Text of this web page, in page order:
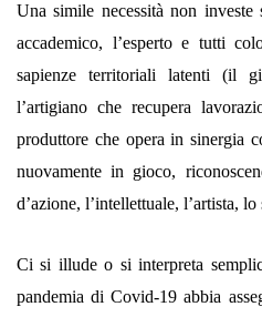
Una simile necessità non
accademico, l’esperto e tutti
sapienze territoriali latenti (il
l’artigiano che recupera
produttore che opera in sinergia
nuovamente in gioco,
d’azione, l’intellettuale, l’artista,
Ci si illude o si interpreta
pandemia di Covid-19 abbia